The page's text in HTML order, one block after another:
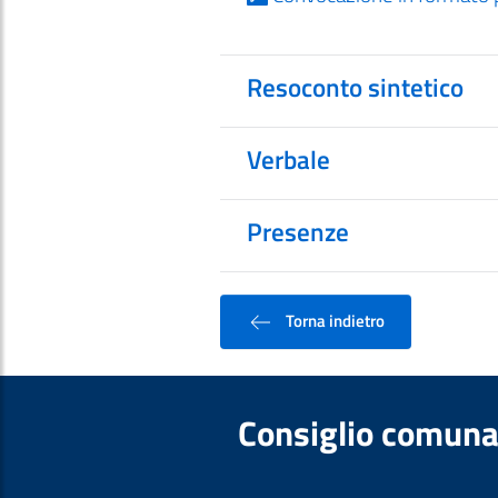
Resoconto sintetico
Verbale
Presenze
Torna indietro
Consiglio